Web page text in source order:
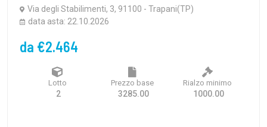
Via degli Stabilimenti, 3, 91100 - Trapani(TP)
data asta: 22.10.2026
da €2.464
Lotto
2
Prezzo base
3285.00
Rialzo minimo
1000.00